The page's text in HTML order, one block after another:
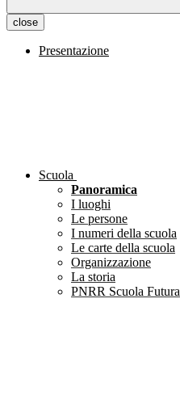
close
Presentazione
Scuola
Panoramica
I luoghi
Le persone
I numeri della scuola
Le carte della scuola
Organizzazione
La storia
PNRR Scuola Futura